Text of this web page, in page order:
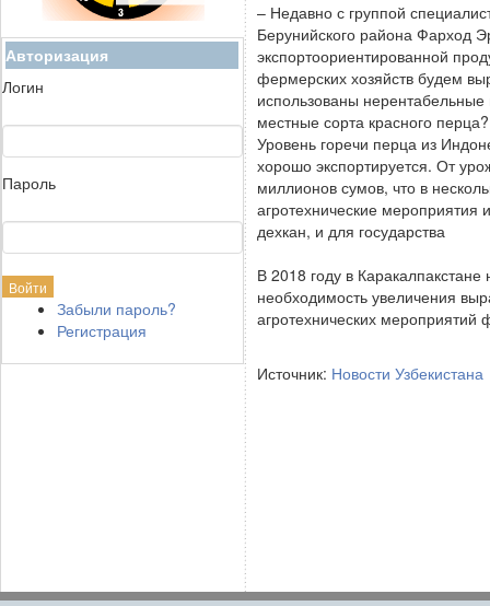
Авторизация
Логин
Пароль
Забыли пароль?
Регистрация
– Недавно с группой
Берунийского района
экспортоориентированной
фермерских хозяйств будем
использованы
местные сорта красного
Уровень горечи перца из
хорошо экспортируется. От
миллионов сумов, что в
агротехнические мероприятия
дехкан, и для государства
В 2018 году в
необходимость увеличения
агротехнических
Источник: Новости Узбекистана